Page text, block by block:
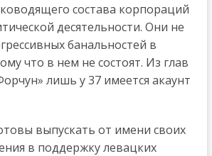
состава корпораций
десятельности. Они не
банальностей в
что в нем не состоят. Из глав
лишь у 37 имеется акаунт
выпускать от имени своих
в поддержку левацких